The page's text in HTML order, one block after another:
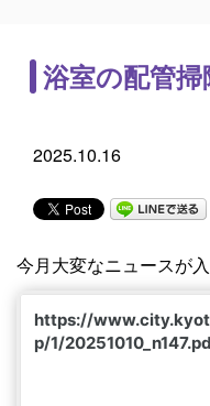
浴室の配管
2025.10.16
今月大変なニュースが